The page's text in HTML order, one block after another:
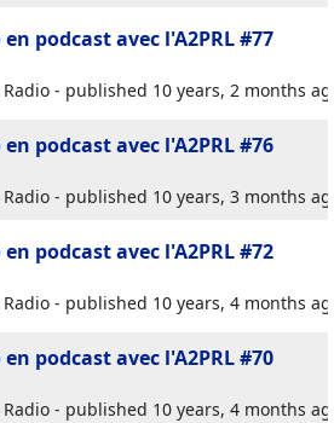
podcast avec l'A2PRL #77
Radio - published 10 years, 2 months
podcast avec l'A2PRL #76
Radio - published 10 years, 3 months
podcast avec l'A2PRL #72
Radio - published 10 years, 4 months
podcast avec l'A2PRL #70
Radio - published 10 years, 4 months